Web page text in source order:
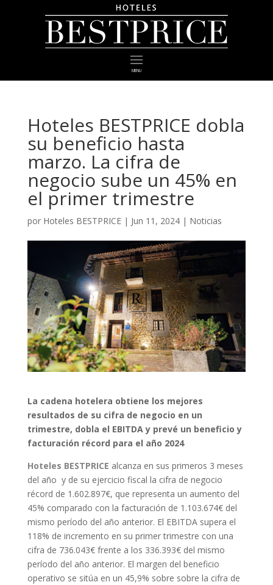
MENU
Hoteles BESTPRICE dobla
su beneficio hasta
marzo. La cifra de
negocio sube un 45% en
el primer trimestre
por Hoteles BESTPRICE| Jun 11, 2024| Noticias
La cadena hotelera obtiene los mejores
resultados de su cifra de negocio en un
trimestre, dobla el EBITDA y prevé un beneficio y
facturación récord para el año 2024
Hoteles BESTPRICE alcanza en sus primeros 3 meses
del año y de su ejercicio fiscal la cifra de negocio
récord de 1.602.897€, que representa un aumento del
45% comparado con la facturación de 1.103.674€ del
mismo período del año anterior. El EBITDA supera el
118% de incremento en su primer trimestre con una
cifra de 736.043€ frente a los 336.393€ del mismo
período del año anterior. El margen del beneficio
operativo se sitúa en un 45,9% sobre sobre la cifra de